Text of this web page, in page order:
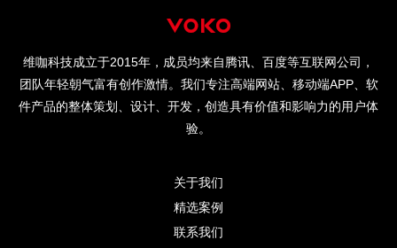

维咖科技成立于2015年，成员均来自腾讯、百度等互联网公司，
团队年轻朝气富有创作激情。我们专注高端网站、移动端APP、软
件产品的整体策划、设计、开发，创造具有价值和影响力的用户体
验。
关于我们
精选案例
联系我们